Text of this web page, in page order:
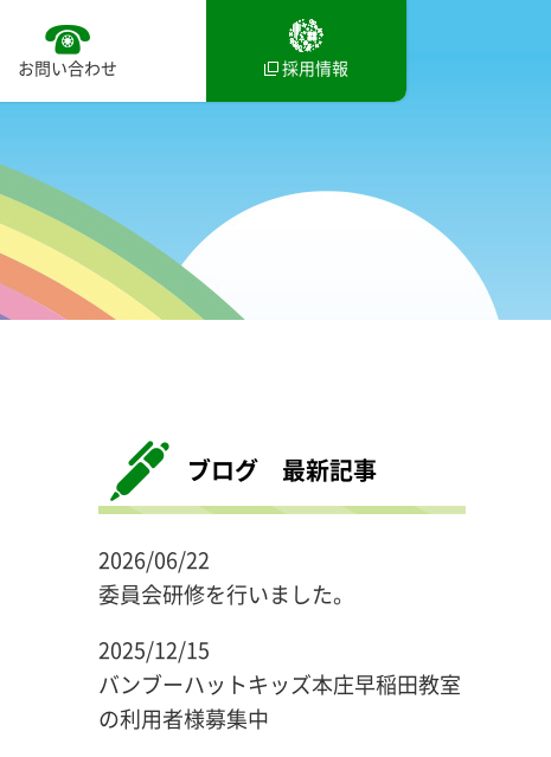
お問い合わせ 採用情報
ブログ 最新記事
2026/06/22
委員会研修を行いました。
2025/12/15
バンブーハットキッズ本庄早稲田教室
の利用者様募集中